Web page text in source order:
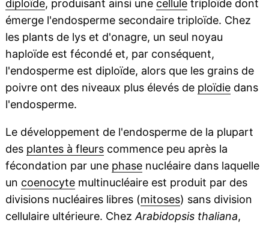
diploïde, produisant ainsi une celluletriploïde dont
émerge l'endosperme secondaire triploïde. Chez
les plants de lys et d'onagre, un seul noyau
haploïde est fécondé et, par conséquent,
l'endosperme est diploïde, alors que les grains de
poivre ont des niveaux plus élevés de ploïdiedans
l'endosperme.
Le développement de l'endosperme de la plupart
des plantes à fleurscommence peu après la
fécondation par une phasenucléaire dans laquelle
un coenocytemultinucléaire est produit par des
divisions nucléaires libres (mitoses) sans division
cellulaire ultérieure. ChezArabidopsis thaliana,